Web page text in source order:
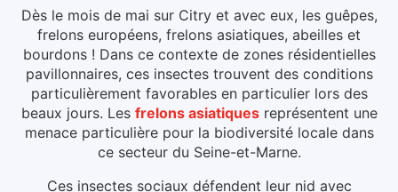
Dès le mois de mai sur Citry et avec eux, les guêpes,
frelons européens, frelons asiatiques, abeilles et
bourdons ! Dans ce contexte de zones résidentielles
pavillonnaires, ces insectes trouvent des conditions
particulièrement favorables en particulier lors des
beaux jours. Les frelons asiatiques représentent une
menace particulière pour la biodiversité locale dans
ce secteur du Seine-et-Marne.
Ces insectes sociaux défendent leur nid avec